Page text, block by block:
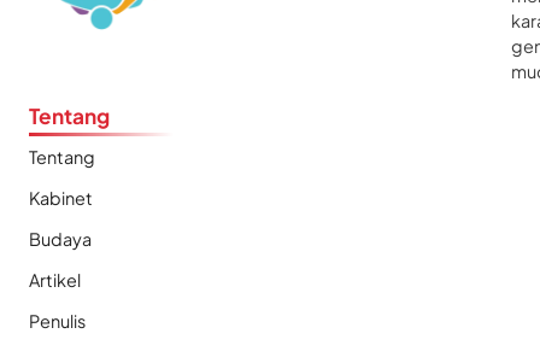
Tentang
Tentang
Kabinet
Budaya
Artikel
Penulis